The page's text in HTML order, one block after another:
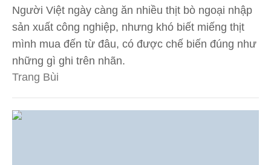
Người Việt ngày càng ăn nhiều thịt bò ngoại nhập
sản xuất công nghiệp, nhưng khó biết miếng thịt
mình mua đến từ đâu, có được chế biến đúng như
những gì ghi trên nhãn.
Trang Bùi